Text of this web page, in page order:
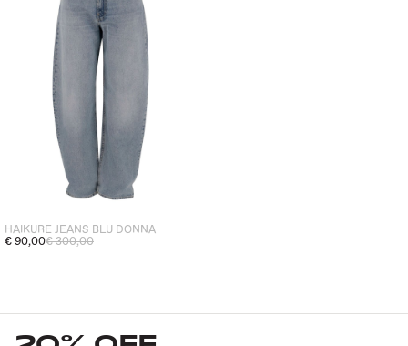
HAIKURE JEANS BLU DONNA
€ 90,00€ 300,00